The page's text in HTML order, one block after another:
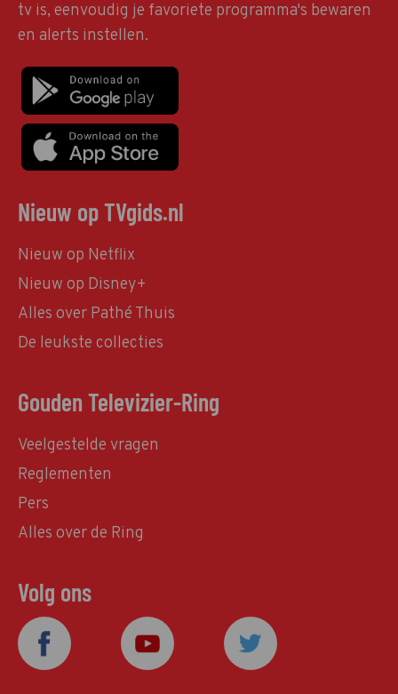
tv is, eenvoudig je favoriete programma's bewaren
en alerts instellen.
Nieuw op TVgids.nl
Nieuw op Netflix
Nieuw op Disney+
Alles over Pathé Thuis
De leukste collecties
Gouden Televizier-Ring
Veelgestelde vragen
Reglementen
Pers
Alles over de Ring
Volg ons